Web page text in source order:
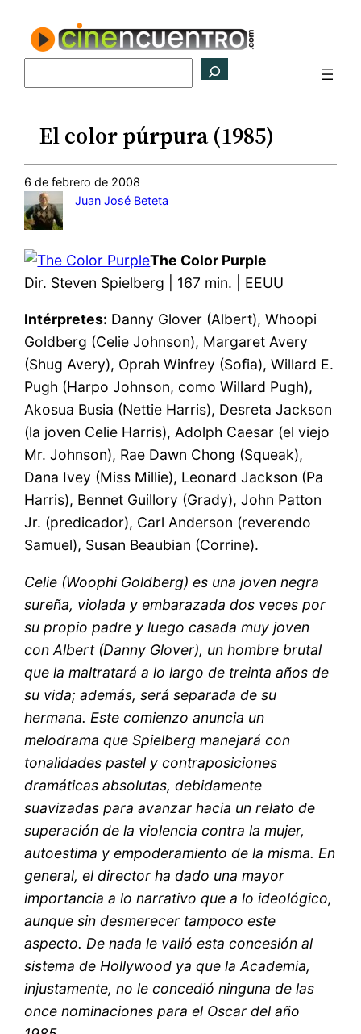
contenido
El color púrpura (1985)
6 de febrero de 2008
Juan José Beteta
The Color Purple
Dir. Steven Spielberg | 167 min. | EEUU
Intérpretes: Danny Glover (Albert), Whoopi
Goldberg (Celie Johnson), Margaret Avery
(Shug Avery), Oprah Winfrey (Sofia), Willard E.
Pugh (Harpo Johnson, como Willard Pugh),
Akosua Busia (Nettie Harris), Desreta Jackson
(la joven Celie Harris), Adolph Caesar (el viejo
Mr. Johnson), Rae Dawn Chong (Squeak),
Dana Ivey (Miss Millie), Leonard Jackson (Pa
Harris), Bennet Guillory (Grady), John Patton
Jr. (predicador), Carl Anderson (reverendo
Samuel), Susan Beaubian (Corrine).
Celie (Woophi Goldberg) es una joven negra
sureña, violada y embarazada dos veces por
su propio padre y luego casada muy joven
con Albert (Danny Glover), un hombre brutal
que la maltratará a lo largo de treinta años de
su vida; además, será separada de su
hermana. Este comienzo anuncia un
melodrama que Spielberg manejará con
tonalidades pastel y contraposiciones
dramáticas absolutas, debidamente
suavizadas para avanzar hacia un relato de
superación de la violencia contra la mujer,
autoestima y empoderamiento de la misma. En
general, el director ha dado una mayor
importancia a lo narrativo que a lo ideológico,
aunque sin desmerecer tampoco este
aspecto. De nada le valió esta concesión al
sistema de Hollywood ya que la Academia,
injustamente, no le concedió ninguna de las
once nominaciones para el Oscar del año